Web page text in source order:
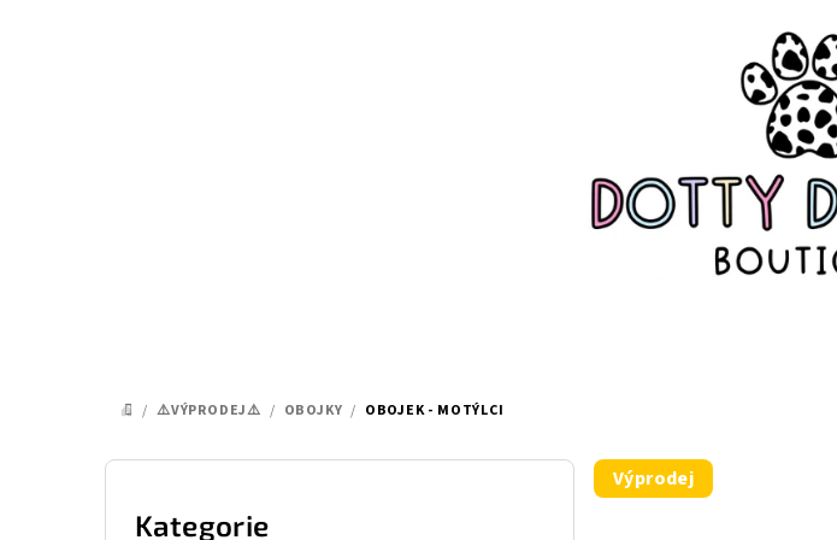
DOMŮ
/ ⚠️VÝPRODEJ⚠️ / OBOJKY / OBOJEK - MOTÝLCI
Přeskočit
Kategorie
Výprodej